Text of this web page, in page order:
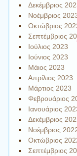
Δεκέμβριος
Νοέμβριος
Οκτώβριος
Σεπτέμβριος
Ιούλιος 2023
Ιούνιος 2023
Μάιος 2023
Απρίλιος 2023
Μάρτιος 2023
Φεβρουάριος
Ιανουάριος
Δεκέμβριος
Νοέμβριος
Οκτώβριος
Σεπτέμβριος